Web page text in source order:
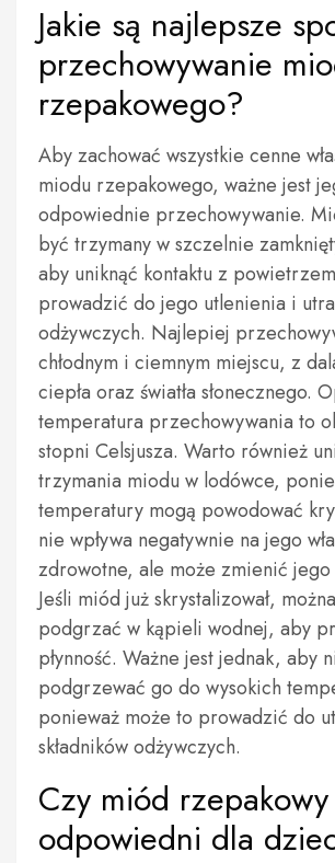
Jakie są najlepsze
przechowywanie
rzepakowego?
Aby zachować wszystkie cenne
miodu rzepakowego, ważne jest
odpowiednie przechowywanie.
być trzymany w szczelnie
aby uniknąć kontaktu z
prowadzić do jego utlenienia i
odżywczych. Najlepiej
chłodnym i ciemnym miejscu, z
ciepła oraz światła słonecznego.
temperatura przechowywania to
stopni Celsjusza. Warto również
trzymania miodu w lodówce,
temperatury mogą powodować
nie wpływa negatywnie na jego
zdrowotne, ale może zmienić jego
Jeśli miód już skrystalizował,
podgrzać w kąpieli wodnej, aby
płynność. Ważne jest jednak, aby
podgrzewać go do wysokich
ponieważ może to prowadzić do
składników odżywczych.
Czy miód
odpowiedni dla